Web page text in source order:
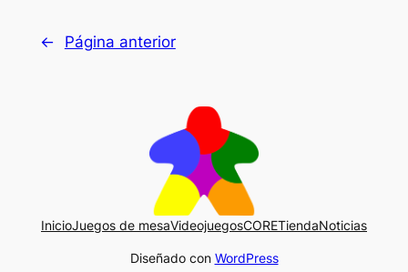
← Página anterior
InicioJuegos de mesaVideojuegosCORETiendaNoticias
Diseñado con WordPress